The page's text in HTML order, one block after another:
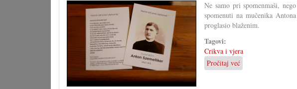
Ne samo pri spomenmaši,
spomenuti na mučenika
proglasio blaženim.
Tagovi:
Crikva i vjera
Pročitaj već
Spomenmaša